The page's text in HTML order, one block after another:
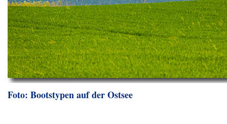
Foto: Bootstypen auf der Ostsee